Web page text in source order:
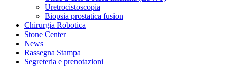
Uretrocistoscopia
Biopsia prostatica fusion
Chirurgia Robotica
Stone Center
News
Rassegna Stampa
Segreteria e prenotazioni